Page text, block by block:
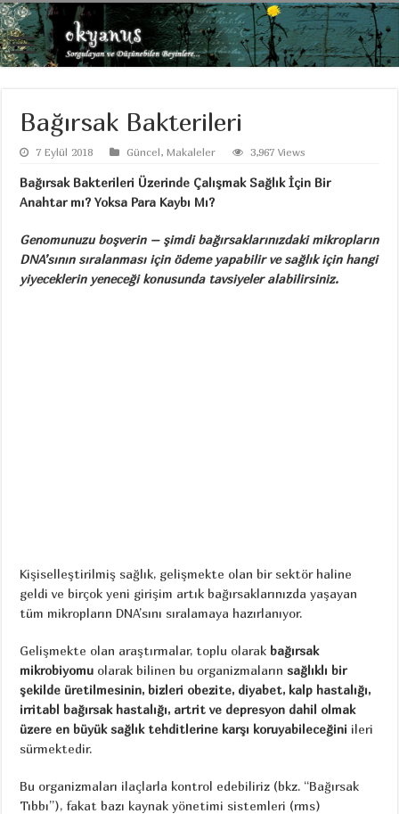
Bağırsak Bakterileri
7 Eylül 2018 Güncel,Makaleler 3,967 Views
Bağırsak Bakterileri Üzerinde Çalışmak Sağlık İçin Bir
Anahtar mı? Yoksa Para Kaybı Mı?
Genomunuzu boşverin – şimdi bağırsaklarınızdaki mikropların
DNA’sının sıralanması için ödeme yapabilir ve sağlık için hangi
yiyeceklerin yeneceği konusunda tavsiyeler alabilirsiniz.
Kişiselleştirilmiş sağlık, gelişmekte olan bir sektör haline
geldi ve birçok yeni girişim artık bağırsaklarınızda yaşayan
tüm mikropların DNA’sını sıralamaya hazırlanıyor.
Gelişmekte olan araştırmalar, toplu olarak bağırsak
mikrobiyomu olarak bilinen bu organizmalarınsağlıklı bir
şekilde üretilmesinin, bizleri obezite, diyabet, kalp hastalığı,
irritabl bağırsak hastalığı, artrit ve depresyon dahil olmak
üzere en büyük sağlık tehditlerine karşı koruyabileceğini ileri
sürmektedir.
Bu organizmaları ilaçlarla kontrol edebiliriz (bkz. “Bağırsak
Tıbbı”), fakat bazı kaynak yönetimi sistemleri (rms)